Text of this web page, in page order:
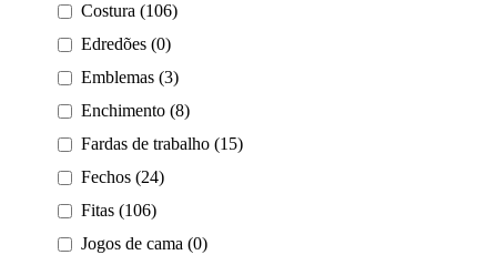
Costura (106)
Edredões (0)
Emblemas (3)
Enchimento (8)
Fardas de trabalho (15)
Fechos (24)
Fitas (106)
Jogos de cama (0)